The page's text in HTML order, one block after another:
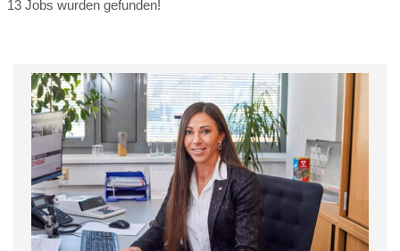
13 Jobs wurden gefunden!